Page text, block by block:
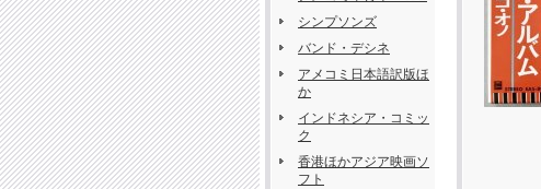
シンプソンズ
バンド・デシネ
アメコミ日本語訳版ほ
か
インドネシア・コミッ
ク
香港ほかアジア映画ソ
フト